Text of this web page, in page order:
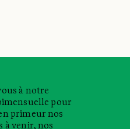
à notre
pour
primeur nos
à venir, nos